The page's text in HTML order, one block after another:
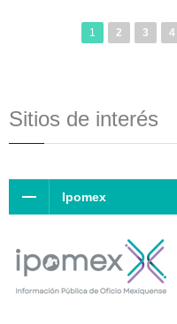
1 2 3 4
Sitios de interés
Ipomex